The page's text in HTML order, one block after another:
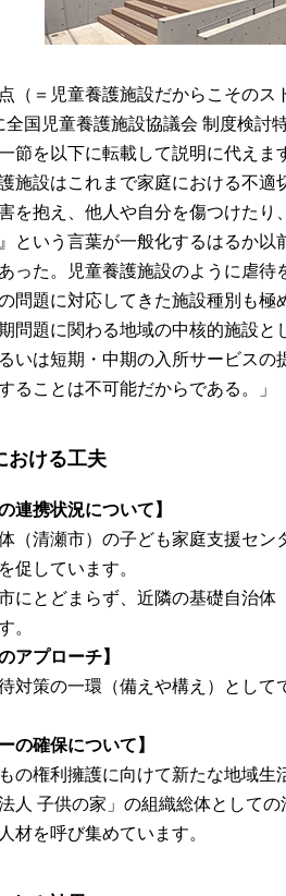
（＝児童養護施設だからこその
全国児童養護施設協議会 制度検
節を以下に転載して説明に代えま
護施設はこれまで家庭における不
を抱え、他人や自分を傷つけたり
』という言葉が一般化するはるか
った。児童養護施設のように虐待
問題に対応してきた施設種別も
問題に関わる地域の中核的施設
いは短期・中期の入所サービス
ることは不可能だからである。」
おける工夫
連携状況について】
（清瀬市）の子ども家庭支援セ
促しています。
にとどまらず、近隣の基礎自治
。
アプローチ】
対策の一環（備えや構え）として
の確保について】
の権利擁護に向けて新たな地域
法人 子供の家」の組織総体として
材を呼び集めています。